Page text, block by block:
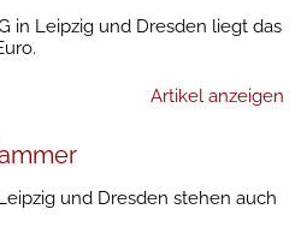
in Leipzig und Dresden liegt das
Artikel anzeigen
und Dresden stehen auch